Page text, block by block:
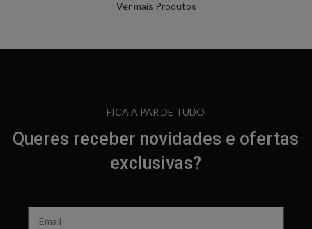
FICA A PAR DE TUDO
Queres receber novidades e ofertas
exclusivas?